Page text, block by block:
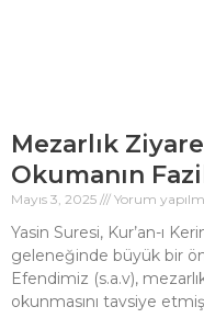
Mezarlık
Okumanın
Mayıs 3, 2025 Yorum
Yasin Suresi, Kur’an-ı
geleneğinde büyük bir
Efendimiz (s.a.v),
okunmasını tavsiye